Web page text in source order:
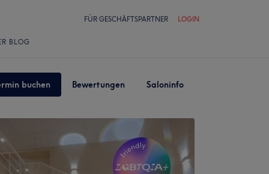
FÜR GESCHÄFTSPARTNER LOGIN
BLOG
buchen Bewertungen Saloninfo